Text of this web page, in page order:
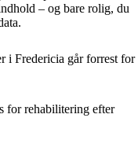
– og bare rolig, du
i Fredericia går forrest for
for rehabilitering efter